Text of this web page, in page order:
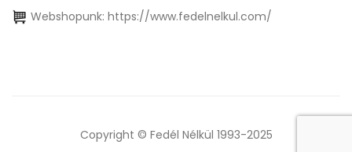
Webshopunk: https://www.fedelnelkul.com/
Copyright © Fedél Nélkül 1993-2025